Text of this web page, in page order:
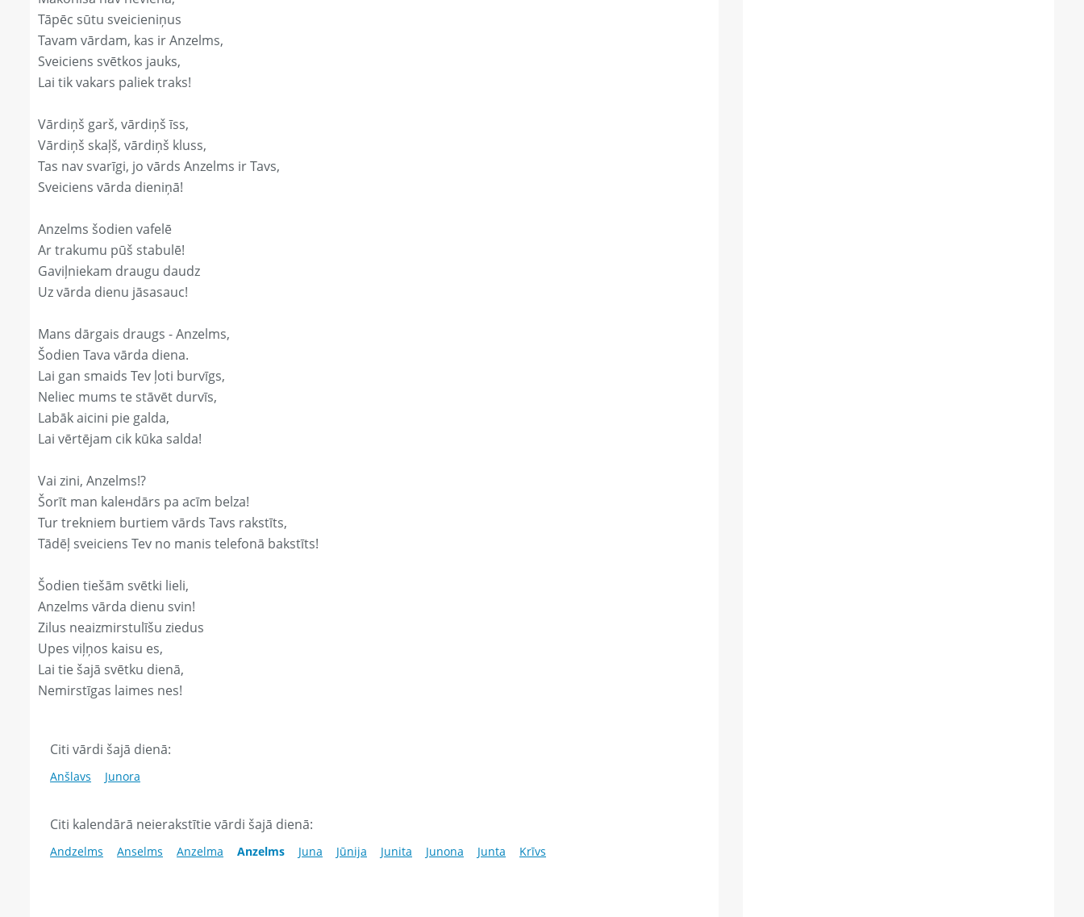
Tāpēc sūtu sveicieniņus
Tavam vārdam, kas ir Anzelms,
Sveiciens svētkos jauks,
Lai tik vakars paliek traks!
Vārdiņš garš, vārdiņš īss,
Vārdiņš skaļš, vārdiņš kluss,
Tas nav svarīgi, jo vārds Anzelms ir Tavs,
Sveiciens vārda dieniņā!
Anzelms šodien vafelē
Ar trakumu pūš stabulē!
Gaviļniekam draugu daudz
Uz vārda dienu jāsasauc!
Mans dārgais draugs - Anzelms,
Šodien Tava vārda diena.
Lai gan smaids Tev ļoti burvīgs,
Neliec mums te stāvēt durvīs,
Labāk aicini pie galda,
Lai vērtējam cik kūka salda!
Vai zini, Anzelms!?
Šorīt man kaleнdārs pa acīm belza!
Tur trekniem burtiem vārds Tavs rakstīts,
Tādēļ sveiciens Tev no manis telefonā bakstīts!
Šodien tiešām svētki lieli,
Anzelms vārda dienu svin!
Zilus neaizmirstulīšu ziedus
Upes viļņos kaisu es,
Lai tie šajā svētku dienā,
Nemirstīgas laimes nes!
Citi vārdi šajā dienā:
Anšlavs Junora
Citi kalendārā neierakstītie vārdi šajā dienā:
Andzelms Anselms Anzelma Anzelms Juna Jūnija Junita Junona Junta Krīvs